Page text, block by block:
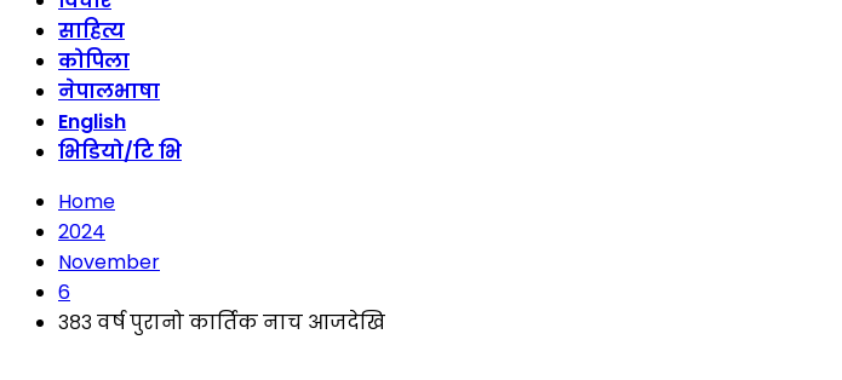
साहित्य
कोपिला
नेपालभाषा
English
भिडियो/टि भि
Home
2024
November
6
३८३ वर्ष पुरानो कार्तिक नाच आजदेखि